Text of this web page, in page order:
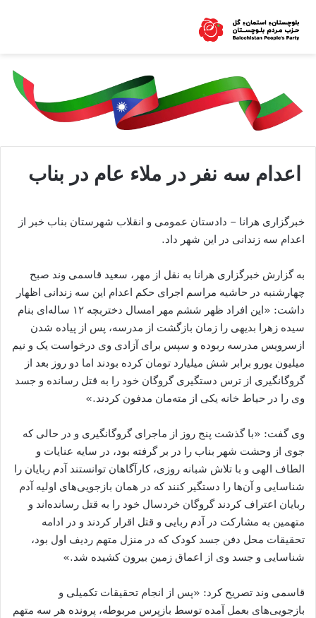
اعدام سه نفر در ملاء عام در بناب
خبرگزاری هرانا – دادستان عمومی و انقلاب شهرستان بناب خبر از
اعدام سه زندانی در این شهر داد.
به گزارش خبرگزاری هرانا به نقل از مهر، سعید قاسمی وند صبح
چهارشنبه در حاشیه مراسم اجرای حکم اعدام این سه زندانی اظهار
داشت: «این افراد ظهر ششم مهر امسال دختربچه ۱۲ ساله‌ای بنام
سیده زهرا بدیهی را زمان بازگشت از مدرسه، پس از پیاده شدن
ازسرویس مدرسه ربوده و سپس برای آزادی وی درخواست یک و نیم
میلیون یورو برابر شش میلیارد تومان کرده بودند اما دو روز بعد از
گروگانگیری از ترس دستگیری گروگان خود را به قتل رسانده و جسد
وی را در حیاط خانه یکی از مته‌مان مدفون کردند.»
وی گفت: «با گذشت پنج روز از ماجرای گروگانگیری و در حالی که
جوی از وحشت شهر بناب را در بر گرفته بود، در سایه عنایات و
الطاف الهی و با تلاش شبانه روزی، کارآگاهان توانستند آدم ربایان را
شناسایی و آن‌ها را دستگیر کنند که در‌‌ همان بازجویی‌های اولیه آدم
ربایان اعتراف کردند گروگان خردسال خود را به قتل رسانده‌اند و
متهمین به مشارکت در آدم ربایی و قتل اقرار کردند و در ادامه
تحقیقات محل دفن جسد کودک که در منزل متهم ردیف اول بود،
شناسایی و جسد وی از اعماق زمین بیرون کشیده شد.»
قاسمی وند تصریح کرد: «پس از انجام تحقیقات تکمیلی و
بازجویی‌های بعمل آمده توسط بازپرس مربوطه، پرونده هر سه متهم